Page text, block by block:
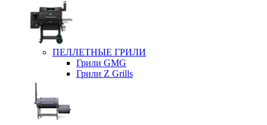
ПЕЛЛЕТНЫЕ ГРИЛИ
Грили GMG
Грили Z Grills